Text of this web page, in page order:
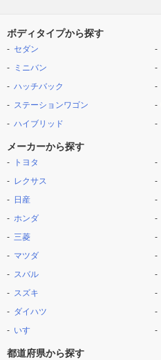
ボディタイプから探す
セダン
ミニバン
ハッチバック
ステーションワゴン
ハイブリッド
メーカーから探す
トヨタ
レクサス
日産
ホンダ
三菱
マツダ
スバル
スズキ
ダイハツ
いすゞ
都道府県から探す